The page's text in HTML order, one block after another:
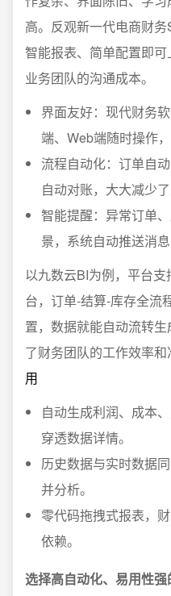
高。反观新一代电商财务
智能报表、简单配置即
业务团队的沟通成本。
界面友好：现代财务
端、Web端随时操作
流程自动化：订单自
自动对账，大大减少了
智能提醒：异常订单
景，系统自动推送消
以九数云BI为例，平台
台，订单-结算-库存全流
置，数据就能自动流转
了财务团队的工作效率和
用
自动生成利润、成本
穿透数据详情。
历史数据与实时数据
并分析。
零代码拖拽式报表，
依赖。
选择高自动化、易用性